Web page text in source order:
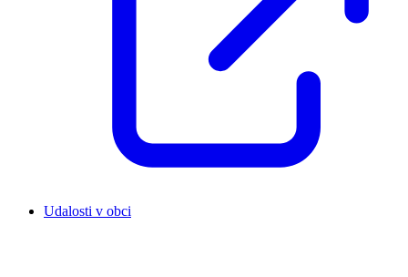
Udalosti v obci